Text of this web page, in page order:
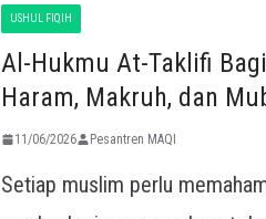
USHUL FIQIH
Al-Hukmu At-Taklifi
Haram, Makruh, dan
11/06/2026 Pesantren MAQI
Setiap muslim perlu